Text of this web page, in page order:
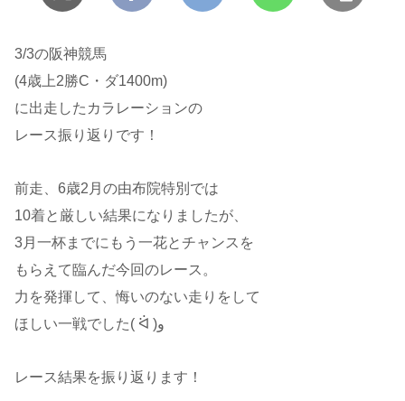
3/3の阪神競馬
(4歳上2勝C・ダ1400m)
に出走したカラレーションの
レース振り返りです！
前走、6歳2月の由布院特別では
10着と厳しい結果になりましたが、
3月一杯までにもう一花とチャンスを
もらえて臨んだ今回のレース。
力を発揮して、悔いのない走りをして
ほしい一戦でした( ᐛ )و
レース結果を振り返ります！